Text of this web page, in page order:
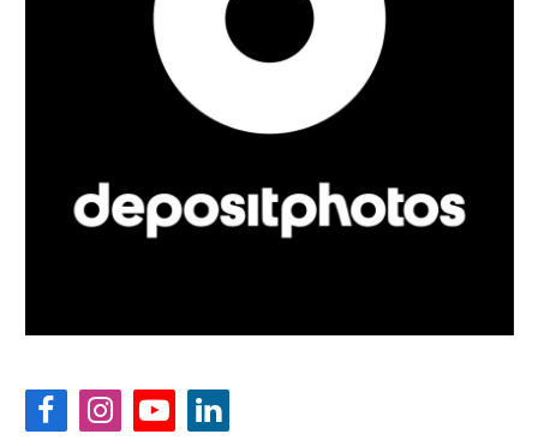
FacebookInstagramYouTubeLinkedIn